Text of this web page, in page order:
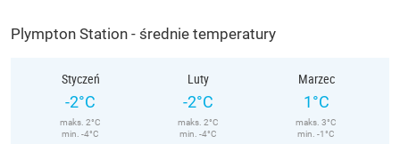
Plympton Station - średnie temperatury
Styczeń
-2°C
maks. 2°C
min. -4°C
Luty
-2°C
maks. 2°C
min. -4°C
Marzec
1°C
maks. 3°C
min. -1°C